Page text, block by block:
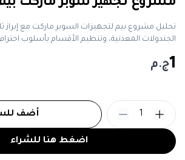
مشروع تجهيز سوبر ماركت
تحليل مشروع بيم لتجهيزات السوبر ماركت مع إبراز
الجندولات المعدنية، وتنظيم الأقسام بأسلوب
1ج.م
اضغط هنا للشراء
أضف 1